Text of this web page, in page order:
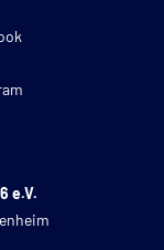
e.V.